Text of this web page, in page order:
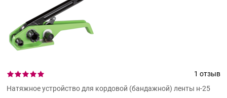
1 отзыв
Натяжное устройство для кордовой (бандажной) ленты н-25